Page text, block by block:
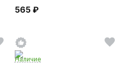
565 ₽
Наличие